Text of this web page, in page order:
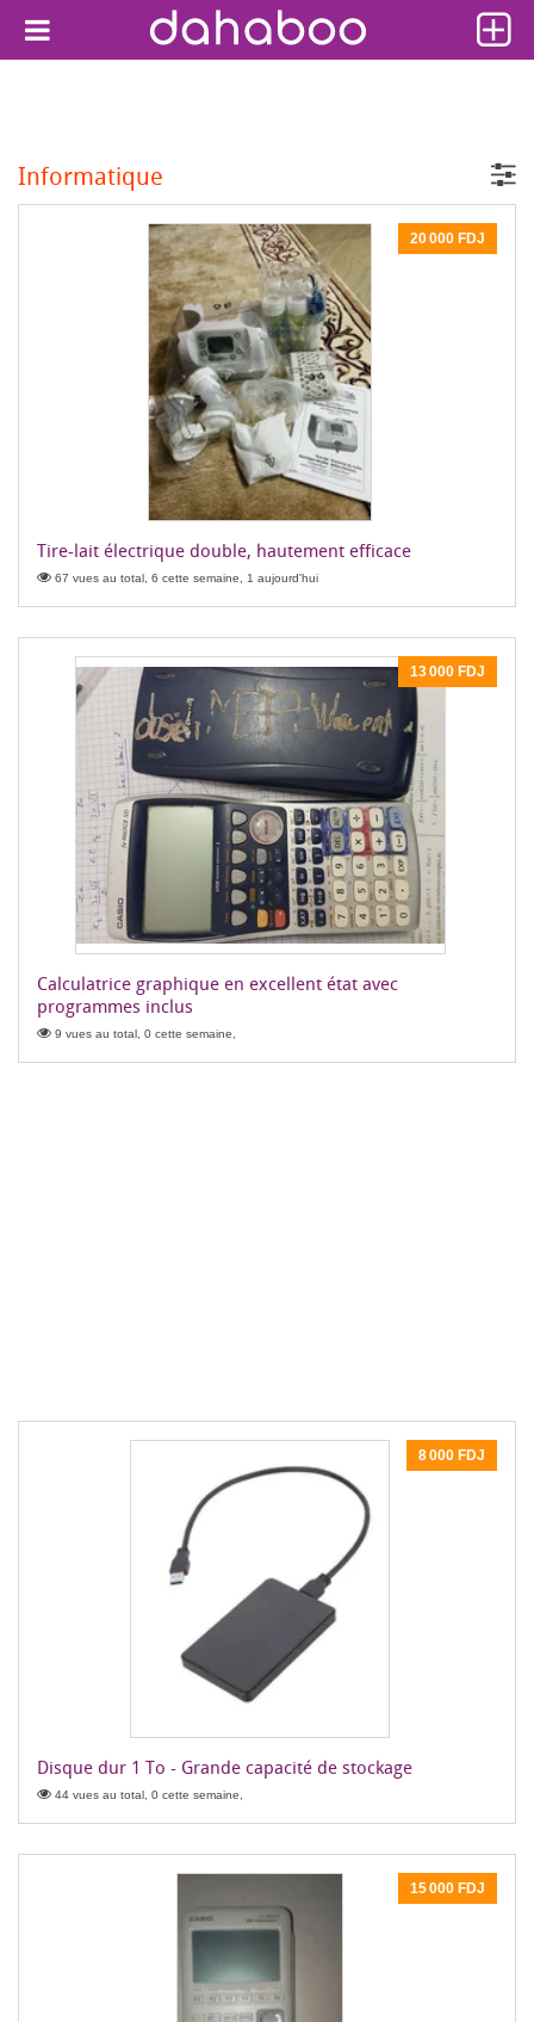
Informatique
20 000 FDJ
Tire-lait électrique double, hautement efficace
67 vues au total, 6 cette semaine, 1 aujourd'hui
13 000 FDJ
Calculatrice graphique en excellent état avec
programmes inclus
9 vues au total, 0 cette semaine,
8 000 FDJ
Disque dur 1 To - Grande capacité de stockage
44 vues au total, 0 cette semaine,
15 000 FDJ